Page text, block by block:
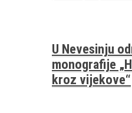
U Nevesinju
monografije
kroz vijekove“